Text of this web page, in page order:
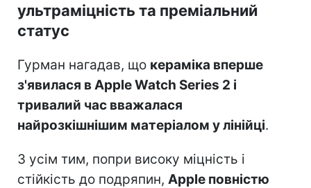
ультраміцність та преміальний
статус
Гурман нагадав, що кераміка вперше
з'явилася в Apple Watch Series 2 і
тривалий час вважалася
найрозкішнішим матеріалом у лінійці.
З усім тим, попри високу міцність і
стійкість до подряпин, Apple повністю